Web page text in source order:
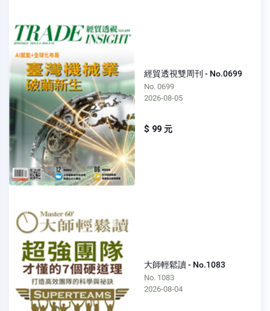
經貿透視雙周刊 - No.0699
No. 0699
2026-08-05
$ 99 元
大師輕鬆讀 - No.1083
No. 1083
2026-08-04